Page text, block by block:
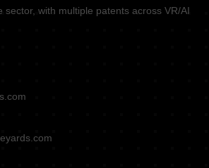
sector, with multiple patents across VR/AI